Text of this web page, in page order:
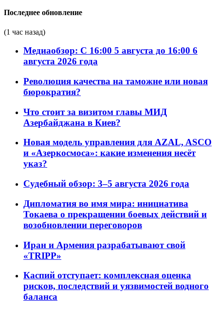
Последнее обновление
(1 час назад)
Медиаобзор: С 16:00 5 августа до 16:00 6
августа 2026 года
Революция качества на таможне или новая
бюрократия?
Что стоит за визитом главы МИД
Азербайджана в Киев?
Новая модель управления для AZAL, ASCO
и «Азеркосмоса»: какие изменения несёт
указ?
Судебный обзор: 3–5 августа 2026 года
Дипломатия во имя мира: инициатива
Токаева о прекращении боевых действий и
возобновлении переговоров
Иран и Армения разрабатывают свой
«TRIPP»
Каспий отступает: комплексная оценка
рисков, последствий и уязвимостей водного
баланса